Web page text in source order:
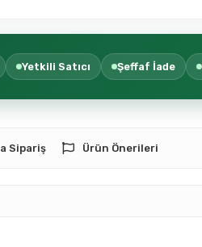
Yetkili Satıcı Şeffaf İade
Sipariş Ürün Önerileri